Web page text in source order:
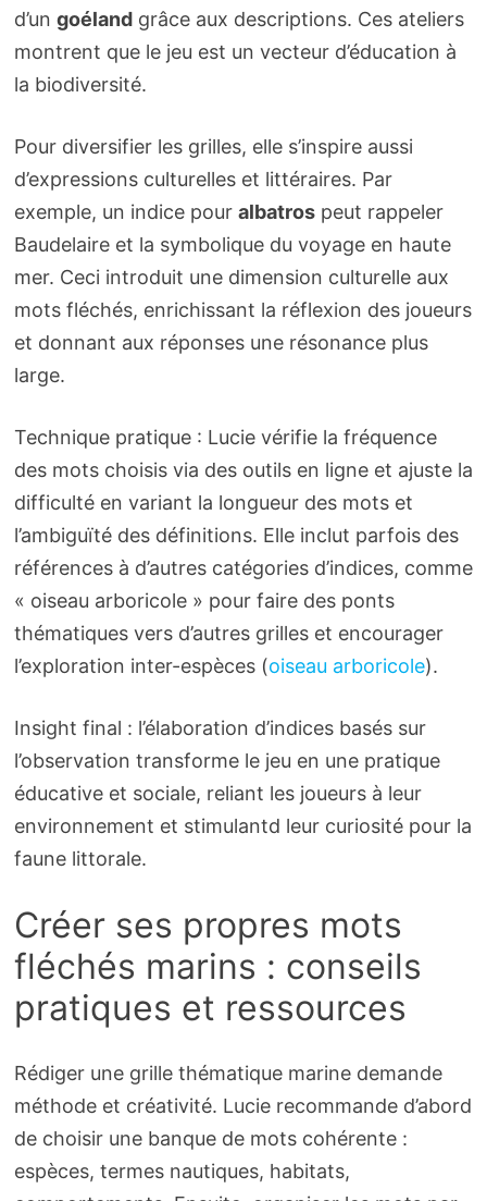
d’un goélandgrâce aux descriptions. Ces ateliers
montrent que le jeu est un vecteur d’éducation à
la biodiversité.
Pour diversifier les grilles, elle s’inspire aussi
d’expressions culturelles et littéraires. Par
exemple, un indice pour albatrospeut rappeler
Baudelaire et la symbolique du voyage en haute
mer. Ceci introduit une dimension culturelle aux
mots fléchés, enrichissant la réflexion des joueurs
et donnant aux réponses une résonance plus
large.
Technique pratique : Lucie vérifie la fréquence
des mots choisis via des outils en ligne et ajuste la
difficulté en variant la longueur des mots et
l’ambiguïté des définitions. Elle inclut parfois des
références à d’autres catégories d’indices, comme
« oiseau arboricole » pour faire des ponts
thématiques vers d’autres grilles et encourager
l’exploration inter-espèces (oiseau arboricole).
Insight final : l’élaboration d’indices basés sur
l’observation transforme le jeu en une pratique
éducative et sociale, reliant les joueurs à leur
environnement et stimulantd leur curiosité pour la
faune littorale.
Créer ses propres mots
fléchés marins : conseils
pratiques et ressources
Rédiger une grille thématique marine demande
méthode et créativité. Lucie recommande d’abord
de choisir une banque de mots cohérente :
espèces, termes nautiques, habitats,